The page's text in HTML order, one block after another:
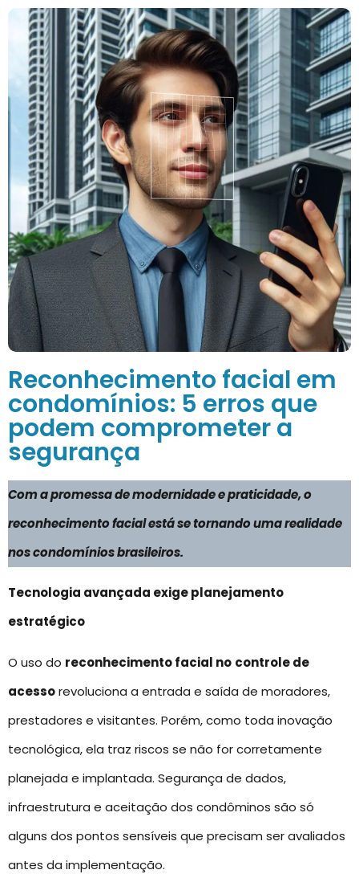
Reconhecimento facial em
condomínios: 5 erros que
podem comprometer a
segurança
Com a promessa de modernidade e praticidade, o
reconhecimento facial está se tornando uma realidade
nos condomínios brasileiros.
Tecnologia avançada exige planejamento
estratégico
O uso do reconhecimento facial no controle de
acessorevoluciona a entrada e saída de moradores,
prestadores e visitantes. Porém, como toda inovação
tecnológica, ela traz riscos se não for corretamente
planejada e implantada. Segurança de dados,
infraestrutura e aceitação dos condôminos são só
alguns dos pontos sensíveis que precisam ser avaliados
antes da implementação.